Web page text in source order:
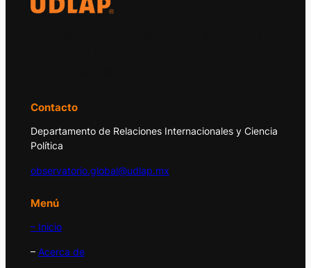
Contacto
Departamento de Relaciones Internacionales y Ciencia
Política
observatorio.global@udlap.mx
Menú
– Inicio
– Acerca de